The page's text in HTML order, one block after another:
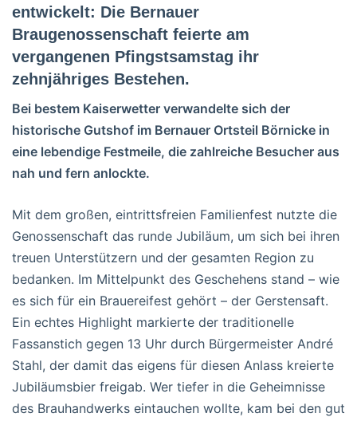
entwickelt: Die Bernauer
Braugenossenschaft feierte am
vergangenen Pfingstsamstag ihr
zehnjähriges Bestehen.
Bei bestem Kaiserwetter verwandelte sich der
historische Gutshof im Bernauer Ortsteil Börnicke in
eine lebendige Festmeile, die zahlreiche Besucher aus
nah und fern anlockte.
Mit dem großen, eintrittsfreien Familienfest nutzte die
Genossenschaft das runde Jubiläum, um sich bei ihren
treuen Unterstützern und der gesamten Region zu
bedanken. Im Mittelpunkt des Geschehens stand – wie
es sich für ein Brauereifest gehört – der Gerstensaft.
Ein echtes Highlight markierte der traditionelle
Fassanstich gegen 13 Uhr durch Bürgermeister André
Stahl, der damit das eigens für diesen Anlass kreierte
Jubiläumsbier freigab. Wer tiefer in die Geheimnisse
des Brauhandwerks eintauchen wollte, kam bei den gut